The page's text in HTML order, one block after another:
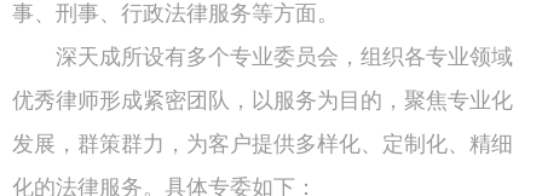
事、刑事、行政法律服务等方面。
深天成所设有多个专业委员会，组织各专业领域
优秀律师形成紧密团队，以服务为目的，聚焦专业化
发展，群策群力，为客户提供多样化、定制化、精细
化的法律服务。具体专委如下：